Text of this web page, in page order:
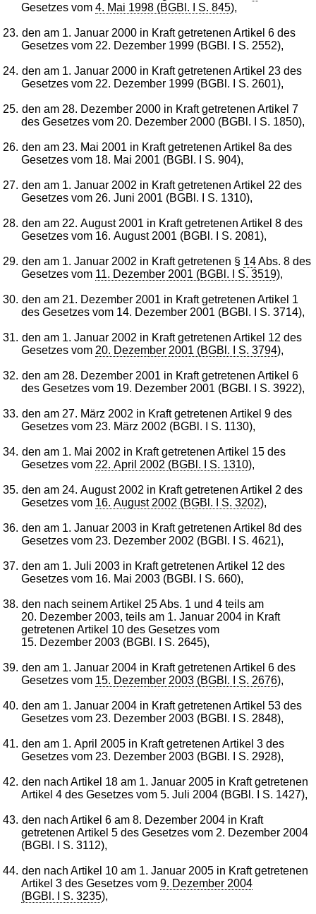
Gesetzes vom4. Mai 1998 (BGBl. I S. 845),
23. den am 1. Januar 2000 in Kraft getretenen Artikel 6 des
Gesetzes vom 22. Dezember 1999 (BGBl. I S. 2552),
24. den am 1. Januar 2000 in Kraft getretenen Artikel 23 des
Gesetzes vom 22. Dezember 1999 (BGBl. I S. 2601),
25. den am 28. Dezember 2000 in Kraft getretenen Artikel 7
des Gesetzes vom 20. Dezember 2000 (BGBl. I S. 1850),
26. den am 23. Mai 2001 in Kraft getretenen Artikel 8a des
Gesetzes vom 18. Mai 2001 (BGBl. I S. 904),
27. den am 1. Januar 2002 in Kraft getretenen Artikel 22 des
Gesetzes vom 26. Juni 2001 (BGBl. I S. 1310),
28. den am 22. August 2001 in Kraft getretenen Artikel 8 des
Gesetzes vom 16. August 2001 (BGBl. I S. 2081),
29. den am 1. Januar 2002 in Kraft getretenen § 14Abs. 8 des
Gesetzes vom 11. Dezember 2001 (BGBl. I S. 3519),
30. den am 21. Dezember 2001 in Kraft getretenen Artikel 1
des Gesetzes vom 14. Dezember 2001 (BGBl. I S. 3714),
31. den am 1. Januar 2002 in Kraft getretenen Artikel 12 des
Gesetzes vom 20. Dezember 2001 (BGBl. I S. 3794),
32. den am 28. Dezember 2001 in Kraft getretenen Artikel 6
des Gesetzes vom 19. Dezember 2001 (BGBl. I S. 3922),
33. den am 27. März 2002 in Kraft getretenen Artikel 9 des
Gesetzes vom 23. März 2002 (BGBl. I S. 1130),
34. den am 1. Mai 2002 in Kraft getretenen Artikel 15 des
Gesetzes vom 22. April 2002 (BGBl. I S. 1310),
35. den am 24. August 2002 in Kraft getretenen Artikel 2 des
Gesetzes vom 16. August 2002 (BGBl. I S. 3202),
36. den am 1. Januar 2003 in Kraft getretenen Artikel 8d des
Gesetzes vom 23. Dezember 2002 (BGBl. I S. 4621),
37. den am 1. Juli 2003 in Kraft getretenen Artikel 12 des
Gesetzes vom 16. Mai 2003 (BGBl. I S. 660),
38. den nach seinem Artikel 25 Abs. 1 und 4 teils am
20. Dezember 2003, teils am 1. Januar 2004 in Kraft
getretenen Artikel 10 des Gesetzes vom
15. Dezember 2003 (BGBl. I S. 2645),
39. den am 1. Januar 2004 in Kraft getretenen Artikel 6 des
Gesetzes vom 15. Dezember 2003 (BGBl. I S. 2676),
40. den am 1. Januar 2004 in Kraft getretenen Artikel 53 des
Gesetzes vom 23. Dezember 2003 (BGBl. I S. 2848),
41. den am 1. April 2005 in Kraft getretenen Artikel 3 des
Gesetzes vom 23. Dezember 2003 (BGBl. I S. 2928),
42. den nach Artikel 18 am 1. Januar 2005 in Kraft getretenen
Artikel 4 des Gesetzes vom 5. Juli 2004 (BGBl. I S. 1427),
43. den nach Artikel 6 am 8. Dezember 2004 in Kraft
getretenen Artikel 5 des Gesetzes vom 2. Dezember 2004
(BGBl. I S. 3112),
44. den nach Artikel 10 am 1. Januar 2005 in Kraft getretenen
Artikel 3 des Gesetzes vom9. Dezember 2004
(BGBl. I S. 3235),